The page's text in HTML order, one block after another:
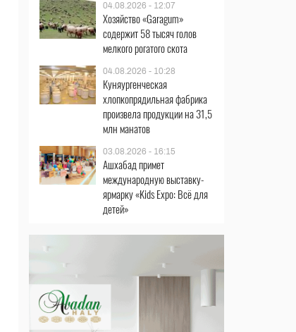
04.08.2026 - 12:07
Хозяйство «Garagum»
содержит 58 тысяч голов
мелкого рогатого скота
04.08.2026 - 10:28
Куняургенческая
хлопкопрядильная фабрика
произвела продукции на 31,5
млн манатов
03.08.2026 - 16:15
Ашхабад примет
международную выставку-
ярмарку «Kids Expo: Всё для
детей»